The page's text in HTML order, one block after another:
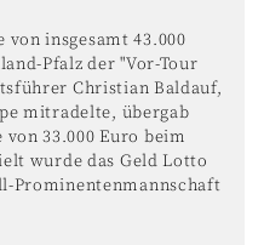
von insgesamt 43.000
Pfalz der "Vor-Tour
Christian Baldauf,
mitradelte, übergab
33.000 Euro beim
wurde das Geld Lotto
Prominentenmannschaft